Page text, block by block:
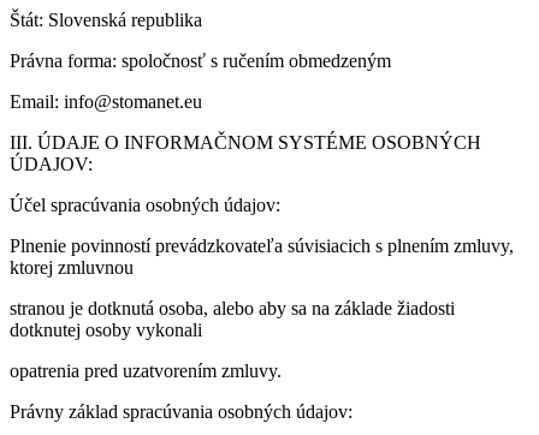
Štát: Slovenská republika
Právna forma: spoločnosť s ručením obmedzeným
Email: info@stomanet.eu
III. ÚDAJE O INFORMAČNOM SYSTÉME OSOBNÝCH
ÚDAJOV:
Účel spracúvania osobných údajov:
Plnenie povinností prevádzkovateľa súvisiacich s plnením zmluvy,
ktorej zmluvnou
stranou je dotknutá osoba, alebo aby sa na základe žiadosti
dotknutej osoby vykonali
opatrenia pred uzatvorením zmluvy.
Právny základ spracúvania osobných údajov: